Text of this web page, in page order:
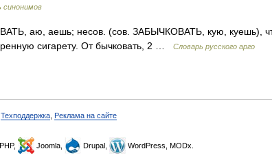
синонимов
аю, аешь; несов. (сов. ЗАБЫЧКОВАТЬ, кую, куешь),
сигарету. От бычковать, 2 …
Словарь русского арго
Техподдержка Реклама на сайте
Joomla, Drupal, WordPress, MODx.